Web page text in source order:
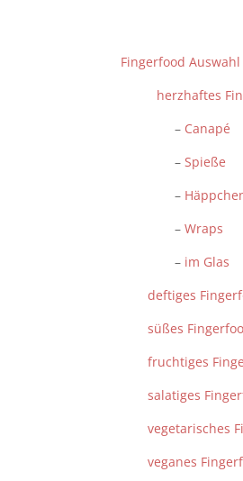
Fingerfood Auswahl
herzhaftes
– Canapé
–Spieße
–
–Wraps
– im Glas
deftiges
süßes
fruchtiges
salatiges
vegetarisches
veganes